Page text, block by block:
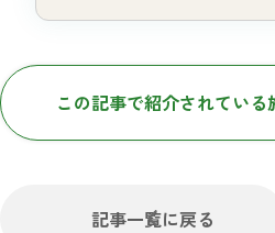
この記事で紹介されている
記事一覧に戻る